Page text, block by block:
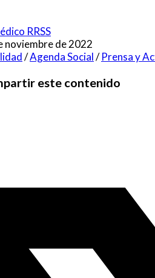
RRSS
noviembre de 2022
/Agenda Social/ Prensa y
este contenido